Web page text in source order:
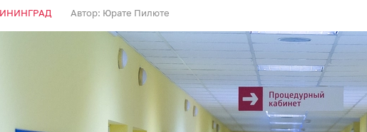
Автор: Юрате Пилюте